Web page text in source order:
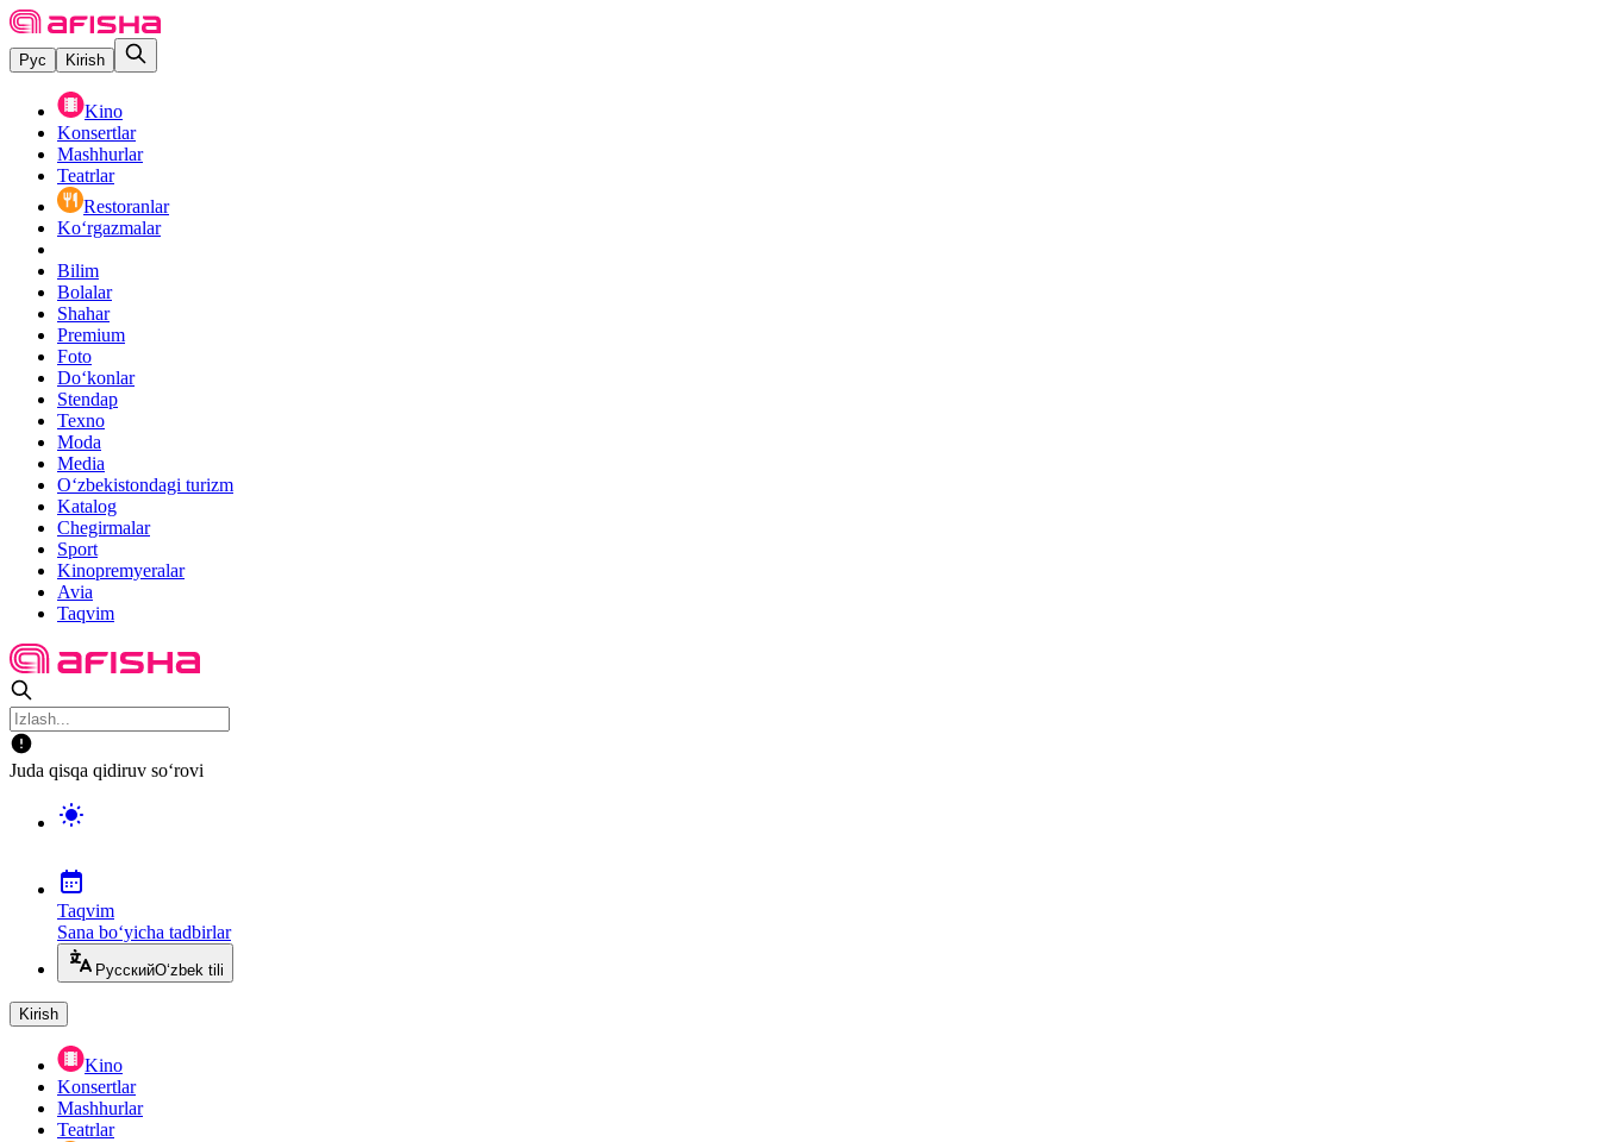
Рус Kirish
Kino
Konsertlar
Mashhurlar
Teatrlar
Restoranlar
Ko‘rgazmalar
Bilim
Bolalar
Shahar
Premium
Foto
Do‘konlar
Stendap
Texno
Moda
Media
O‘zbekistondagi turizm
Katalog
Chegirmalar
Sport
Kinopremyeralar
Avia
Taqvim
Juda qisqa qidiruv so‘rovi
Taqvim
Sana bo‘yicha tadbirlar
РусскийO‘zbek tili
Kirish
Kino
Konsertlar
Mashhurlar
Teatrlar